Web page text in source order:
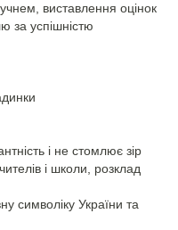
виставлення оцінок
за успішністю
і не стомлює зір
і школи, розклад
символіку України та